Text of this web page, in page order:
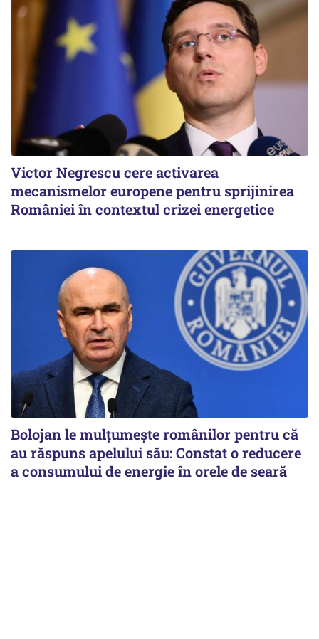
Victor Negrescu cere activarea
mecanismelor europene pentru sprijinirea
României în contextul crizei energetice
Bolojan le mulțumește românilor pentru că
au răspuns apelului său: Constat o reducere
a consumului de energie în orele de seară